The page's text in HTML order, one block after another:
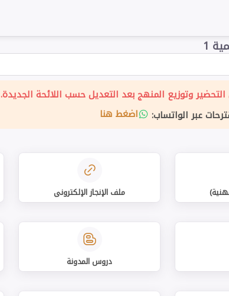
1
وتوزيع المنهج بعد التعديل حسب اللائحة الجديدة.
عبر الواتساب:
اضغط هنا
ملف الإنجاز الإلكتروني
دروس المدونة